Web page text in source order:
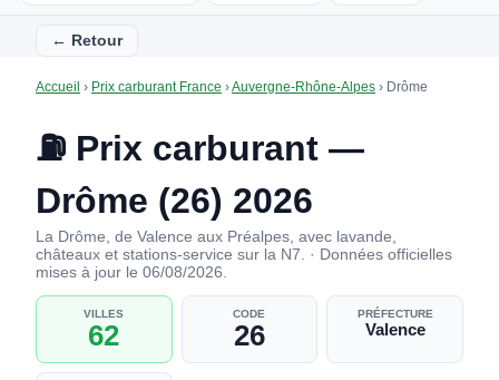
← Retour
Accueil › Prix carburant France ›Auvergne-Rhône-Alpes › Drôme
⛽ Prix carburant —
Drôme (26) 2026
La Drôme, de Valence aux Préalpes, avec lavande,
châteaux et stations-service sur la N7. · Données officielles
mises à jour le 06/08/2026.
VILLES
62
CODE
26
PRÉFECTURE
Valence